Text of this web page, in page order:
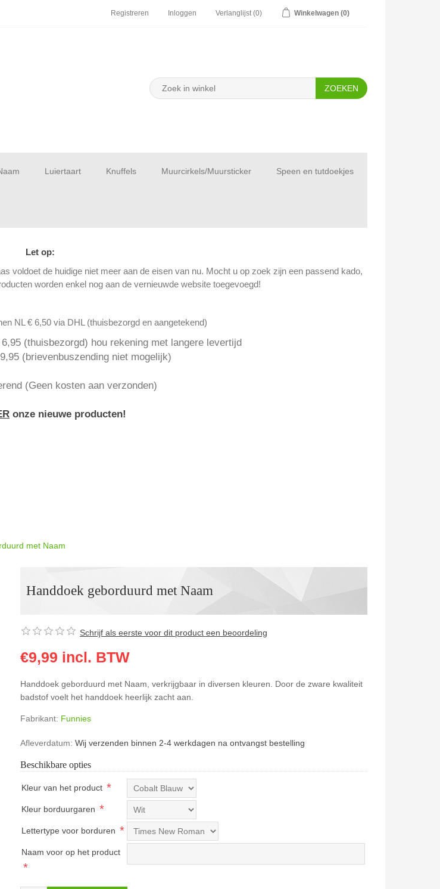
Registreren Inloggen Verlanglijst (0) Winkelwagen (0)
Luiertaart Knuffels Muurcirkels/Muursticker Speen en tutdoekjes
Let op:
voldoet de huidige niet meer aan de eisen van nu. Mocht u op zoek zijn een passend kado,
worden enkel nog aan de vernieuwde website toegevoegd!
NL € 6,50 via DHL (thuisbezorgd en aangetekend)
(thuisbezorgd) hou rekening met langere levertijd
(brievenbuszending niet mogelijk)
(Geen kosten aan verzonden)
onze nieuwe producten!
met Naam
Handdoek geborduurd met Naam
Schrijf als eerste voor dit product een beoordeling
€9,99 incl. BTW
Handdoek geborduurd met Naam, verkrijgbaar in diversen kleuren. Door de zware kwaliteit
badstof voelt het handdoek heerlijk zacht aan.
Fabrikant: Funnies
Afleverdatum: Wij verzenden binnen 2-4 werkdagen na ontvangst bestelling
Beschikbare opties
Kleur van het product *
Kleur borduurgaren *
Lettertype voor borduren *
Naam voor op het product
*